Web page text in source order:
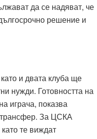
да се надяват, че
решение и
и двата клуба ще
нужди. Готовността на
играча, показва
трансфер. За ЦСКА
те виждат